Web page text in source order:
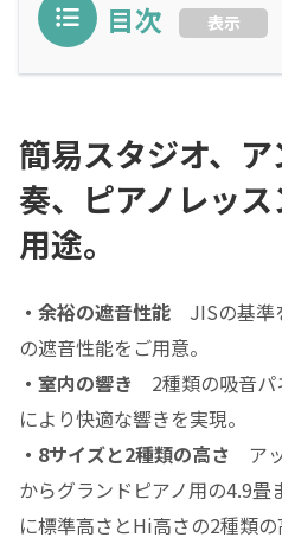
目次 表示
簡易スタジオ、
奏、ピアノレッ
用途。
・余裕の遮音性能 JISの基準
の遮音性能をご用意。
・室内の響き 2種類の吸音パ
により快適な響きを実現。
・8サイズと2種類の高さ ア
からグランドピアノ用の4.9
に標準高さとHi高さの2種類の